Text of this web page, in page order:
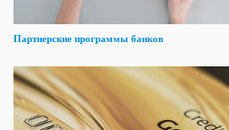
Партнерские программы банков